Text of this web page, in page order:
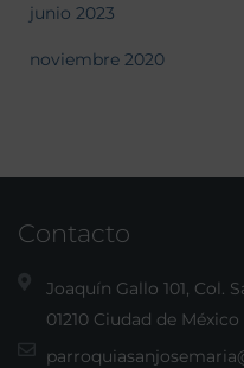
junio 2023
noviembre 2020
Contacto
Joaquín Gallo 101, Col.
01210 Ciudad de México